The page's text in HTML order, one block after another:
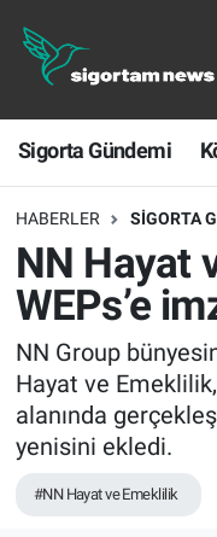
Sigorta Gündemi
HABERLER SIGORTA
NN Hayat
WEPs’e
NN Group
Hayat ve
alanında
yenisini ekledi.
#NN Hayat ve Emeklilik
Sigorta Gündemi
Köşe Yazıları
Sağlık
Sporun
Ekonomi